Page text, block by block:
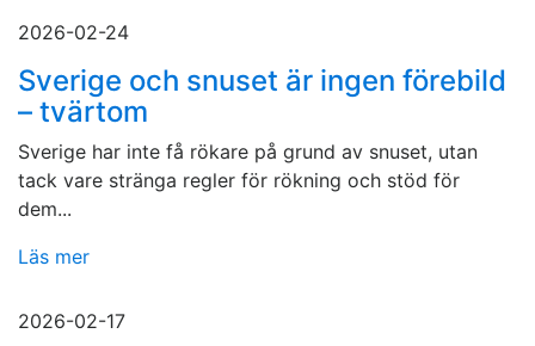
2026-02-24
Sverige och snuset är ingen förebild
– tvärtom
Sverige har inte få rökare på grund av snuset, utan
tack vare stränga regler för rökning och stöd för
dem...
Läs mer
2026-02-17